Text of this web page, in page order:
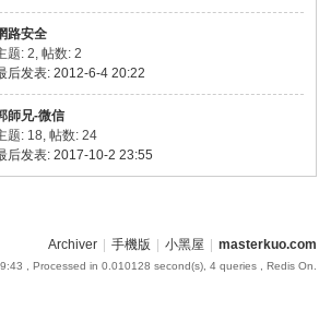
路安全
题: 2,帖数: 2
后发表: 2012-6-4 20:22
師兄-微信
题: 18,帖数: 24
后发表: 2017-10-2 23:55
Archiver 手機版 小黑屋 masterkuo.com
, Processed in 0.010128 second(s), 4 queries , Redis On.